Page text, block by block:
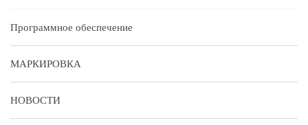
Программное обеспечение
МАРКИРОВКА
НОВОСТИ